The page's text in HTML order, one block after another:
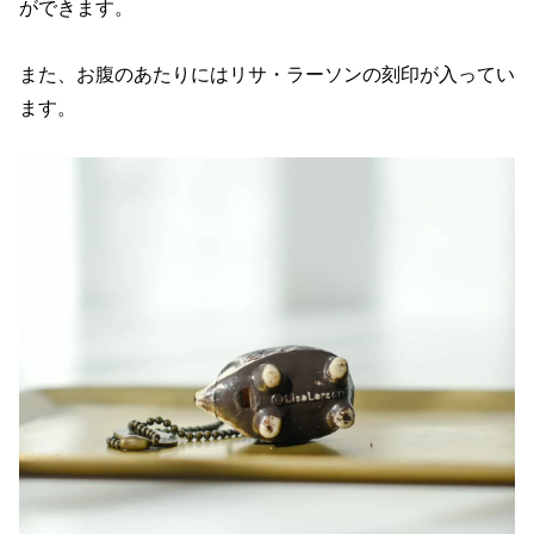
ができます。
また、お腹のあたりにはリサ・ラーソンの刻印が入ってい
ます。